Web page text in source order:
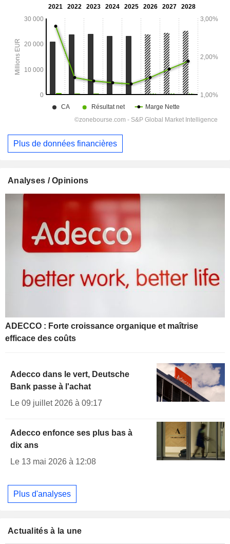
Plus de données financières
Analyses / Opinions
ADECCO : Forte croissance organique et maîtrise
efficace des coûts
Adecco dans le vert, Deutsche
Bank passe à l'achat
Le 09 juillet 2026 à 09:17
Adecco enfonce ses plus bas à
dix ans
Le 13 mai 2026 à 12:08
Plus d'analyses
Actualités à la une